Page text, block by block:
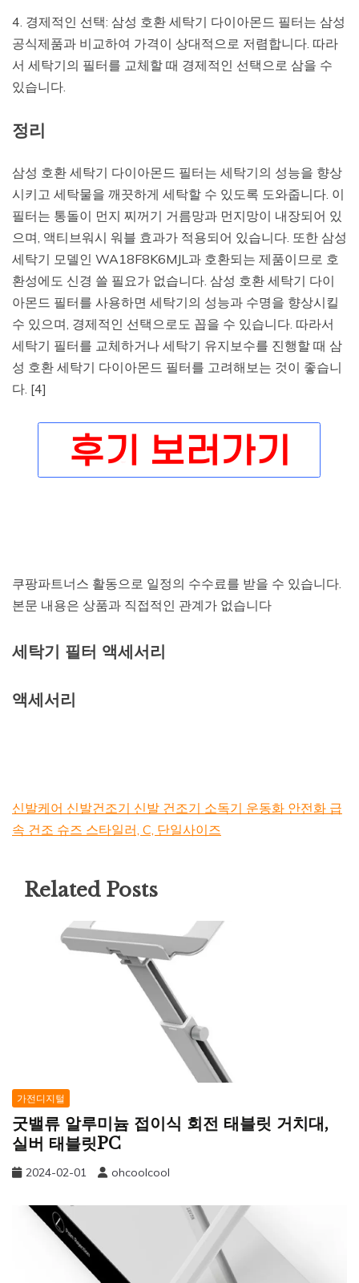
4. 경제적인 선택: 삼성 호환 세탁기 다이아몬드 필터는 삼성
공식제품과 비교하여 가격이 상대적으로 저렴합니다. 따라
서 세탁기의 필터를 교체할 때 경제적인 선택으로 삼을 수
있습니다.
정리
삼성 호환 세탁기 다이아몬드 필터는 세탁기의 성능을 향상
시키고 세탁물을 깨끗하게 세탁할 수 있도록 도와줍니다. 이
필터는 통돌이 먼지 찌꺼기 거름망과 먼지망이 내장되어 있
으며, 액티브워시 워블 효과가 적용되어 있습니다. 또한 삼성
세탁기 모델인 WA18F8K6MJL과 호환되는 제품이므로 호
환성에도 신경 쓸 필요가 없습니다. 삼성 호환 세탁기 다이
아몬드 필터를 사용하면 세탁기의 성능과 수명을 향상시킬
수 있으며, 경제적인 선택으로도 꼽을 수 있습니다. 따라서
세탁기 필터를 교체하거나 세탁기 유지보수를 진행할 때 삼
성 호환 세탁기 다이아몬드 필터를 고려해보는 것이 좋습니
다. [4]
쿠팡파트너스 활동으로 일정의 수수료를 받을 수 있습니다.
본문 내용은 상품과 직접적인 관계가 없습니다
세탁기 필터 액세서리
액세서리
신발케어 신발건조기 신발 건조기 소독기 운동화 안전화 급
속 건조 슈즈 스타일러, C, 단일사이즈
Related Posts
가전디지털
굿밸류 알루미늄 접이식 회전 태블릿 거치대,
실버 태블릿PC
2024-02-01 ohcoolcool